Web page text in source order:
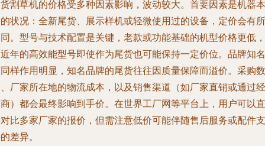
割草机的价格受多种因素影响，波动较大。首要因素是机器本
状况：全新尾货、展示样机或轻微使用过的设备，定价会有所
。型号与技术配置是关键，老款或功能基础的机型价格更低，
年的高效能型号即使作为尾货也可能保持一定价位。品牌知名
样作用明显，知名品牌的尾货往往因质量保障而溢价。采购数
厂家所在地的物流成本，以及销售渠道（如厂家直销或通过经
）都会最终影响到手价。在世界工厂网等平台上，用户可以直
比多家厂家的报价，但需注意低价可能伴随售后服务或配件支
差异。